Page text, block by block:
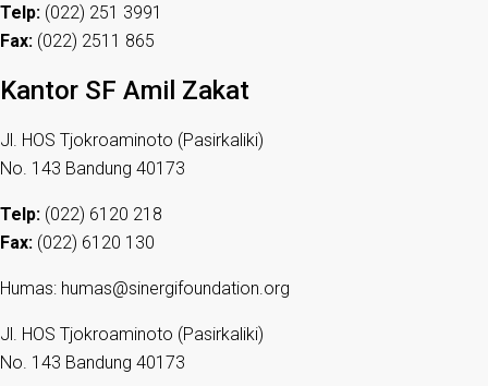
Telp: (022) 251 3991
Fax: (022) 2511 865
Kantor SF Amil Zakat
Jl. HOS Tjokroaminoto (Pasirkaliki)
No. 143 Bandung 40173
Telp: (022) 6120 218
Fax: (022) 6120 130
Humas: humas@sinergifoundation.org
Jl. HOS Tjokroaminoto (Pasirkaliki)
No. 143 Bandung 40173